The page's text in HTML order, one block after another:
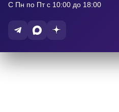
С Пн по Пт с 10:00 до 18:00